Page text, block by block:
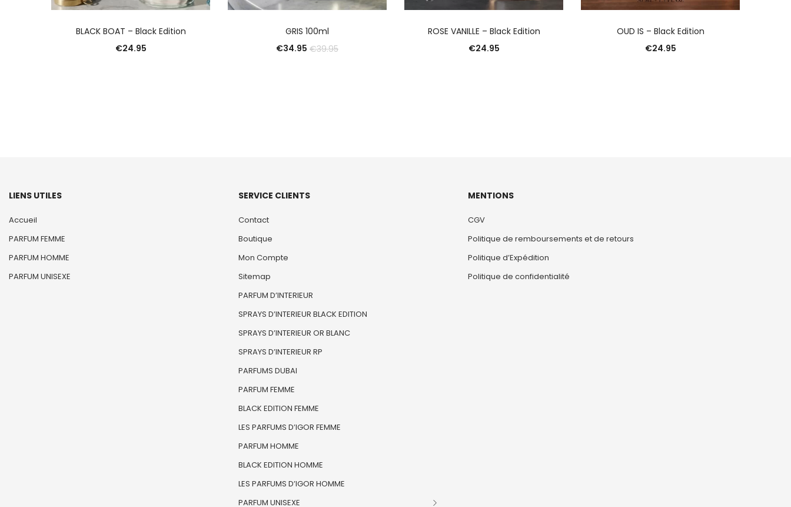
BLACK BOAT – Black Edition
€24.95
GRIS 100ml
€34.95 €39.95
ROSE VANILLE – Black Edition
€24.95
OUD IS – Black Edition
€24.95
LIENS UTILES
Accueil
PARFUM FEMME
PARFUM HOMME
PARFUM UNISEXE
SERVICE CLIENTS
Contact
Boutique
Mon Compte
Sitemap
PARFUM D’INTERIEUR
SPRAYS D’INTERIEUR BLACK EDITION
SPRAYS D’INTERIEUR OR BLANC
SPRAYS D’INTERIEUR RP
PARFUMS DUBAI
PARFUM FEMME
BLACK EDITION FEMME
LES PARFUMS D’IGOR FEMME
PARFUM HOMME
BLACK EDITION HOMME
LES PARFUMS D’IGOR HOMME
PARFUM UNISEXE
MENTIONS
CGV
Politique de remboursements et de retours
Politique d’Expédition
Politique de confidentialité